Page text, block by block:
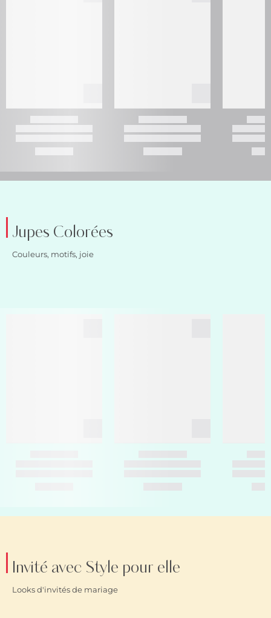
Jupes Colorées
Couleurs, motifs, joie
Invité avec Style pour elle
Looks d'invités de mariage